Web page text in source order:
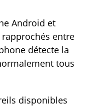
Android et
entre
détecte la
tous
disponibles